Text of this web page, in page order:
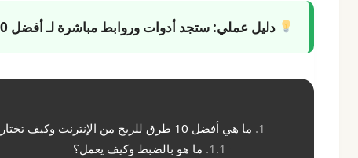
دليل عملي: ستجد أدوات وروابط مباشرة لـأفضل 10 طرق
ما هي أفضل 10 طرق للربح من الإنترنت وكيف تختار الأنسب لك؟
ما هو بالضبط وكيف يعمل؟